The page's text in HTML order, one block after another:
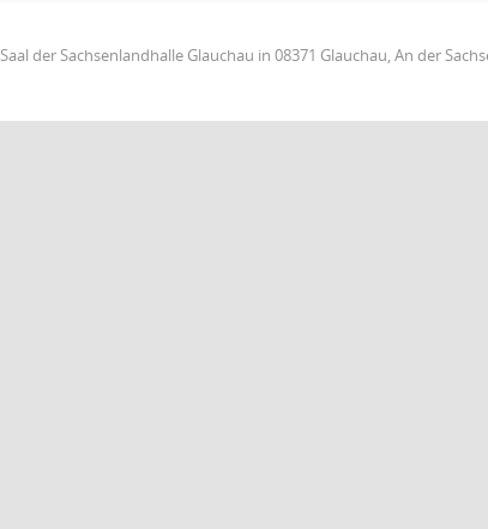
Saal der Sachsenlandhalle Glauchau in 08371 Glauchau, An der